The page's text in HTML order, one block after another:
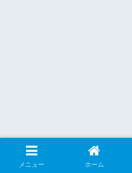
メニュー ホーム